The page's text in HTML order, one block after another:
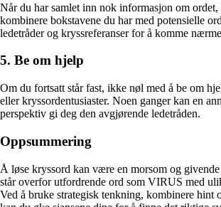
Når du har samlet inn nok informasjon om ordet,
kombinere bokstavene du har med potensielle
ledetråder og kryssreferanser for å komme
5. Be om hjelp
Om du fortsatt står fast, ikke nøl med å be om
eller kryssordentusiaster. Noen ganger kan en
perspektiv gi deg den avgjørende ledetråden.
Oppsummering
Å løse kryssord kan være en morsom og
står overfor utfordrende ord som VIRUS med
Ved å bruke strategisk tenkning, kombinere hint